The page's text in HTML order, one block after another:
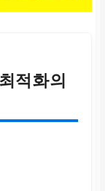
적화의